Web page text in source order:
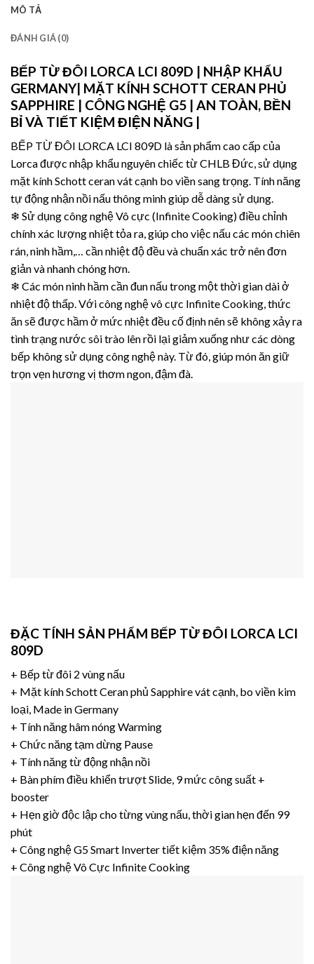
MÔ TẢ
ĐÁNH GIÁ (0)
BẾP TỪ ĐÔI LORCA LCI 809D | NHẬP KHẨU
GERMANY| MẶT KÍNH SCHOTT CERAN PHỦ
SAPPHIRE | CÔNG NGHỆ G5 | AN TOÀN, BỀN
BỈ VÀ TIẾT KIỆM ĐIỆN NĂNG |
BẾP TỪ ĐÔI LORCA LCI 809D là sản phẩm cao cấp của
Lorca được nhập khẩu nguyên chiếc từ CHLB Đức, sử dụng
mặt kính Schott ceran vát cạnh bo viền sang trọng. Tính năng
tự động nhận nồi nấu thông minh giúp dễ dàng sử dụng.
❄ Sử dụng công nghệ Vô cực (Infinite Cooking) điều chỉnh
chính xác lượng nhiệt tỏa ra, giúp cho việc nấu các món chiên
rán, ninh hầm,… cần nhiệt độ đều và chuẩn xác trở nên đơn
giản và nhanh chóng hơn.
❄ Các món ninh hầm cần đun nấu trong một thời gian dài ở
nhiệt độ thấp. Với công nghệ vô cực Infinite Cooking, thức
ăn sẽ được hầm ở mức nhiệt đều cố định nên sẽ không xảy ra
tình trạng nước sôi trào lên rồi lại giảm xuống như các dòng
bếp không sử dụng công nghệ này. Từ đó, giúp món ăn giữ
trọn vẹn hương vị thơm ngon, đậm đà.
ĐẶC TÍNH SẢN PHẨM BẾP TỪ ĐÔI LORCA LCI
809D
+ Bếp từ đôi 2 vùng nấu
+ Mặt kính Schott Ceran phủ Sapphire vát cạnh, bo viền kim
loại, Made in Germany
+ Tính năng hâm nóng Warming
+ Chức năng tạm dừng Pause
+ Tính năng từ động nhận nồi
+ Bàn phím điều khiển trượt Slide, 9 mức công suất +
booster
+ Hẹn giờ độc lập cho từng vùng nấu, thời gian hẹn đến 99
phút
+ Công nghệ G5 Smart Inverter tiết kiệm 35% điện năng
+ Công nghệ Vô Cực Infinite Cooking